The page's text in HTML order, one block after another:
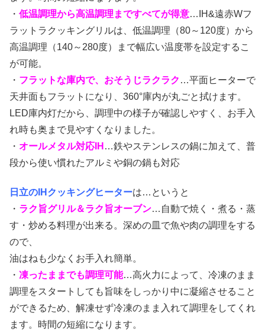
・ 低温調理から高温調理まですべてが得意…IH&遠赤Wフ
ラットラクッキングリルは、低温調理（80～120度）から
高温調理（140～280度）まで幅広い温度帯を設定するこ
が可能。
・ フラットな庫内で、おそうじラクラク …平面ヒーターで
天井面もフラットになり、360°庫内が丸ごと拭けます。
LED庫内灯だから、調理中の様子が確認しやすく、お手入
れ時も奥まで見やすくなりました。
・ オールメタル対応IH …鉄やステンレスの鍋に加えて、普
段から使い慣れたアルミや銅の鍋も対応
日立のIHクッキングヒーターは…というと
・ ラク旨グリル＆ラク旨オーブン…自動で焼く・煮る・蒸
す・炒める料理が出来る。深めの皿で魚や肉の調理をする
ので、
油はねも少なくお手入れ簡単。
・ 凍ったままでも調理可能…高火力によって、冷凍のまま
調理をスタートしても旨味をしっかり中に凝縮させること
ができるため、解凍せず冷凍のまま入れて調理をしてくれ
ます。時間の短縮になります。